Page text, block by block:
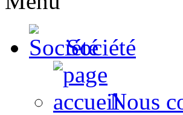
Société
Nous